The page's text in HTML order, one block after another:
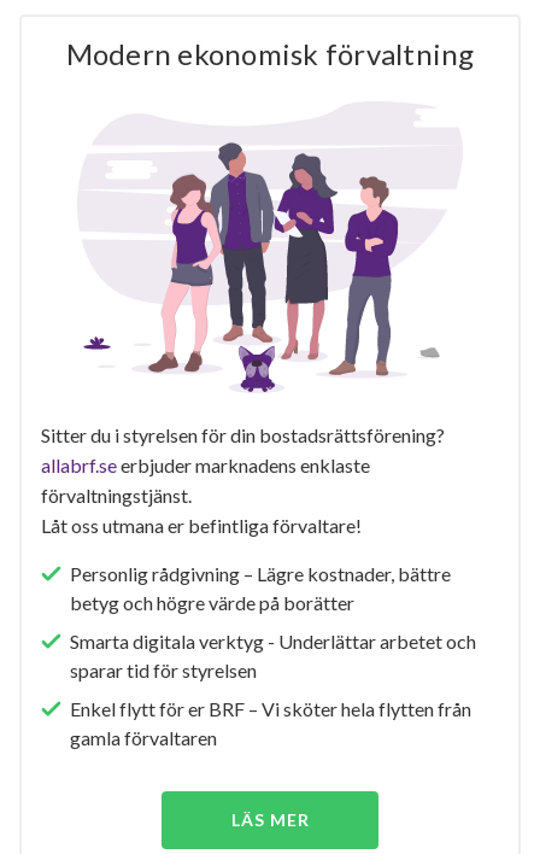
Modern ekonomisk förvaltning
Sitter du i styrelsen för din bostadsrättsförening?
allabrf.seerbjuder marknadens enklaste
förvaltningstjänst.
Låt oss utmana er befintliga förvaltare!
Personlig rådgivning – Lägre kostnader, bättre
betyg och högre värde på borätter
Smarta digitala verktyg - Underlättar arbetet och
sparar tid för styrelsen
Enkel flytt för er BRF – Vi sköter hela flytten från
gamla förvaltaren
LÄS MER